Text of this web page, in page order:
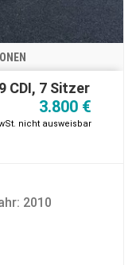
CDI, 7 Sitzer
3.800 €
nicht ausweisbar
2010